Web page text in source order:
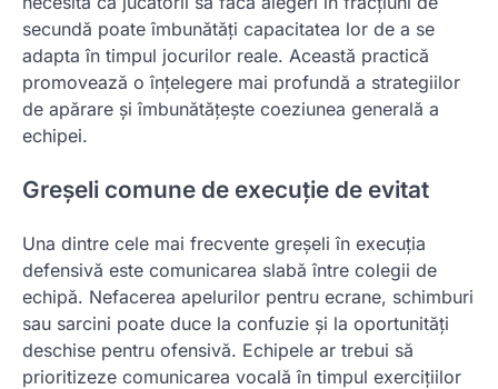
secundă poate îmbunătăți capacitatea lor de a se
adapta în timpul jocurilor reale. Această practică
promovează o înțelegere mai profundă a strategiilor
de apărare și îmbunătățește coeziunea generală a
echipei.
Greșeli comune de execuție de evitat
Una dintre cele mai frecvente greșeli în execuția
defensivă este comunicarea slabă între colegii de
echipă. Nefacerea apelurilor pentru ecrane, schimburi
sau sarcini poate duce la confuzie și la oportunități
deschise pentru ofensivă. Echipele ar trebui să
prioritizeze comunicarea vocală în timpul exercițiilor